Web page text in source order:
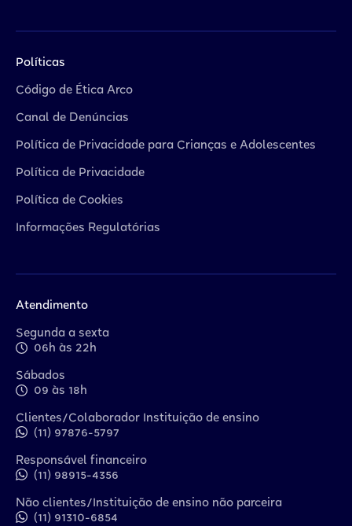
Políticas
Código de Ética Arco
Canal de Denúncias
Política de Privacidade para Crianças e Adolescentes
Política de Privacidade
Política de Cookies
Informações Regulatórias
Atendimento
Segunda a sexta
06h às 22h
Sábados
09 às 18h
Clientes/Colaborador Instituição de ensino
(11) 97876-5797
Responsável financeiro
(11) 98915-4356
Não clientes/Instituição de ensino não parceira
(11) 91310-6854